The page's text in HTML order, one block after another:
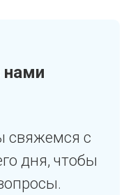
нами
свяжемся с
дня, чтобы